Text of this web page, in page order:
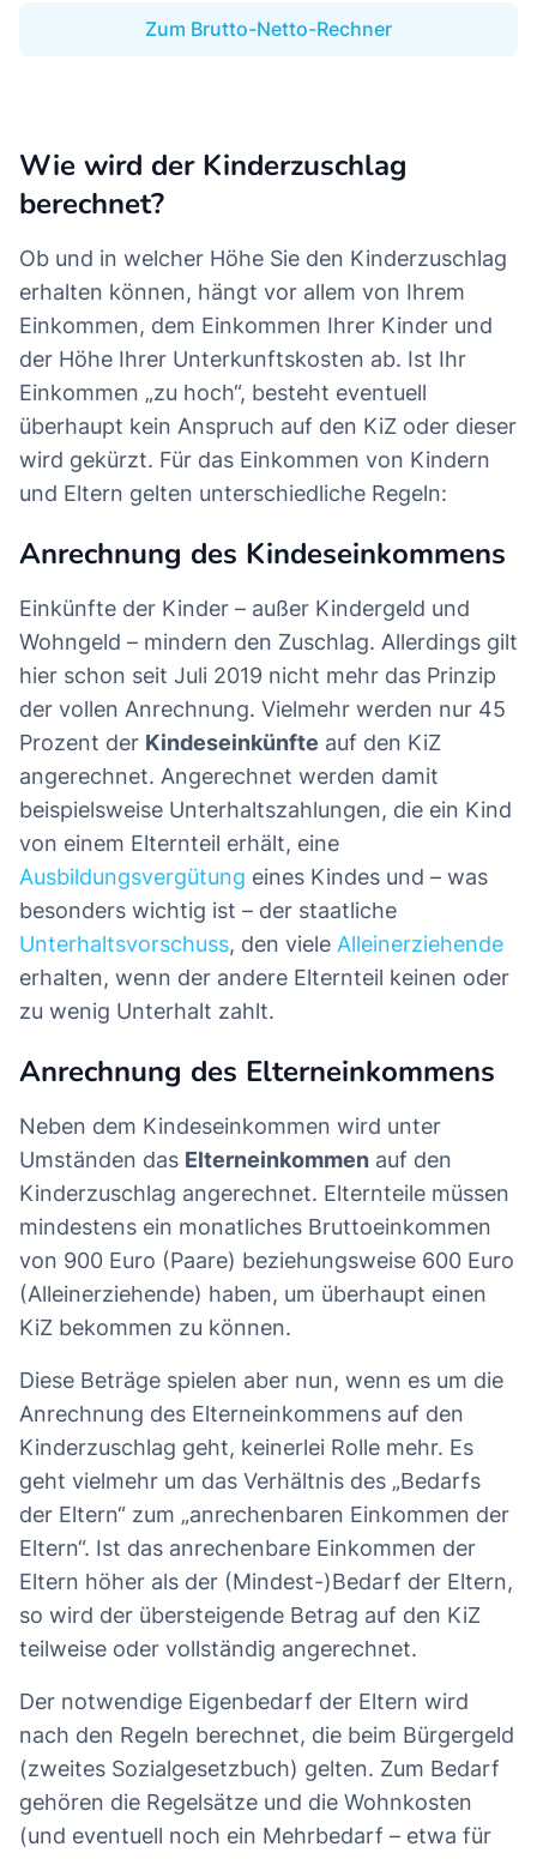
Zum Brutto-Netto-Rechner
Wie wird der Kinderzuschlag
berechnet?
Ob und in welcher Höhe Sie den Kinderzuschlag
erhalten können, hängt vor allem von Ihrem
Einkommen, dem Einkommen Ihrer Kinder und
der Höhe Ihrer Unterkunftskosten ab. Ist Ihr
Einkommen „zu hoch“, besteht eventuell
überhaupt kein Anspruch auf den KiZ oder dieser
wird gekürzt. Für das Einkommen von Kindern
und Eltern gelten unterschiedliche Regeln:
Anrechnung des Kindeseinkommens
Einkünfte der Kinder – außer Kindergeld und
Wohngeld – mindern den Zuschlag. Allerdings gilt
hier schon seit Juli 2019 nicht mehr das Prinzip
der vollen Anrechnung. Vielmehr werden nur 45
Prozent der Kindeseinkünfte auf den KiZ
angerechnet. Angerechnet werden damit
beispielsweise Unterhaltszahlungen, die ein Kind
von einem Elternteil erhält, eine
Ausbildungsvergütung eines Kindes und – was
besonders wichtig ist – der staatliche
Unterhaltsvorschuss, den viele Alleinerziehende
erhalten, wenn der andere Elternteil keinen oder
zu wenig Unterhalt zahlt.
Anrechnung des Elterneinkommens
Neben dem Kindeseinkommen wird unter
Umständen das Elterneinkommen auf den
Kinderzuschlag angerechnet. Elternteile müssen
mindestens ein monatliches Bruttoeinkommen
von 900 Euro (Paare) beziehungsweise 600 Euro
(Alleinerziehende) haben, um überhaupt einen
KiZ bekommen zu können.
Diese Beträge spielen aber nun, wenn es um die
Anrechnung des Elterneinkommens auf den
Kinderzuschlag geht, keinerlei Rolle mehr. Es
geht vielmehr um das Verhältnis des „Bedarfs
der Eltern“ zum „anrechenbaren Einkommen der
Eltern“. Ist das anrechenbare Einkommen der
Eltern höher als der (Mindest-)Bedarf der Eltern,
so wird der übersteigende Betrag auf den KiZ
teilweise oder vollständig angerechnet.
Der notwendige Eigenbedarf der Eltern wird
nach den Regeln berechnet, die beim Bürgergeld
(zweites Sozialgesetzbuch) gelten. Zum Bedarf
gehören die Regelsätze und die Wohnkosten
(und eventuell noch ein Mehrbedarf – etwa für